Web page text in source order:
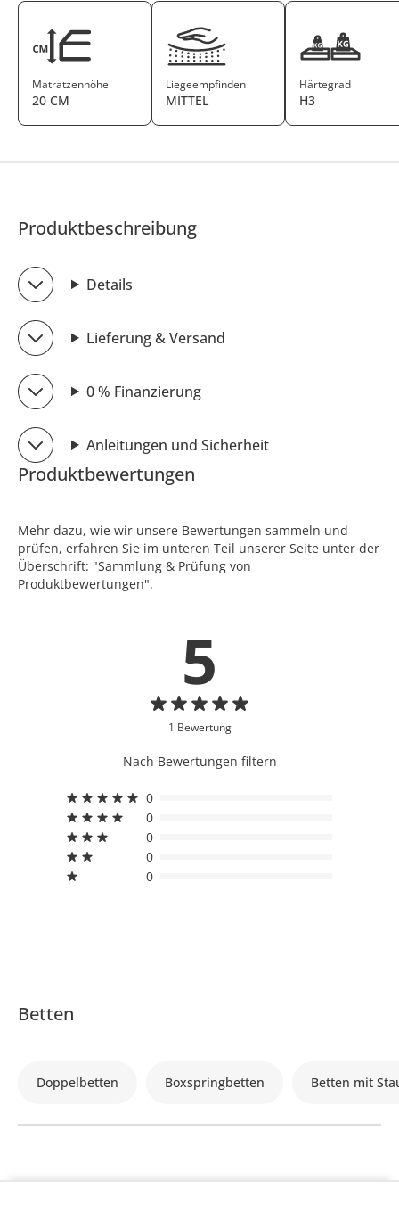
Matratzenhöhe
20 CM
Liegeempfinden
MITTEL
Härtegrad
H3
Produktbeschreibung
Details
Lieferung & Versand
0 % Finanzierung
Anleitungen und Sicherheit
Produktbewertungen
Mehr dazu, wie wir unsere Bewertungen sammeln und
prüfen, erfahren Sie im unteren Teil unserer Seite unter der
Überschrift: "Sammlung & Prüfung von
Produktbewertungen".
5
1 Bewertung
Nach Bewertungen filtern
0
0
0
0
0
Betten
Doppelbetten Boxspringbetten Betten mit